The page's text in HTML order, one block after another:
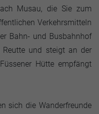
Musau, die Sie zum
Verkehrsmitteln
Bahn- und Busbahnhof
und steigt an der
Hütte empfängt
sich die Wanderfreunde